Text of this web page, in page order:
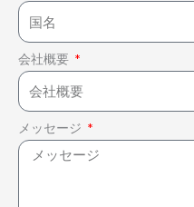
会社概要
メッセージ